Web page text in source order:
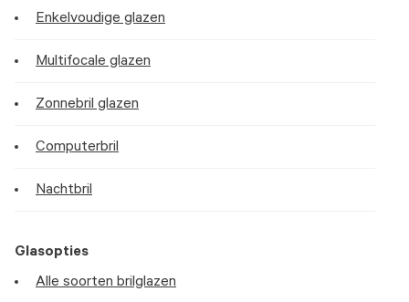
Enkelvoudige glazen
Multifocale glazen
Zonnebril glazen
Computerbril
Nachtbril
Glasopties
Alle soorten brilglazen